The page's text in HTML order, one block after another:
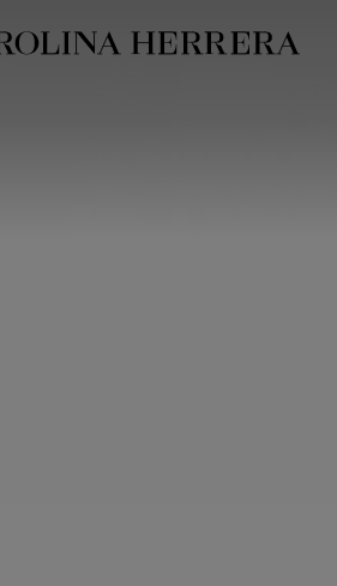
بيان إمكانية الوصول (الرابط)